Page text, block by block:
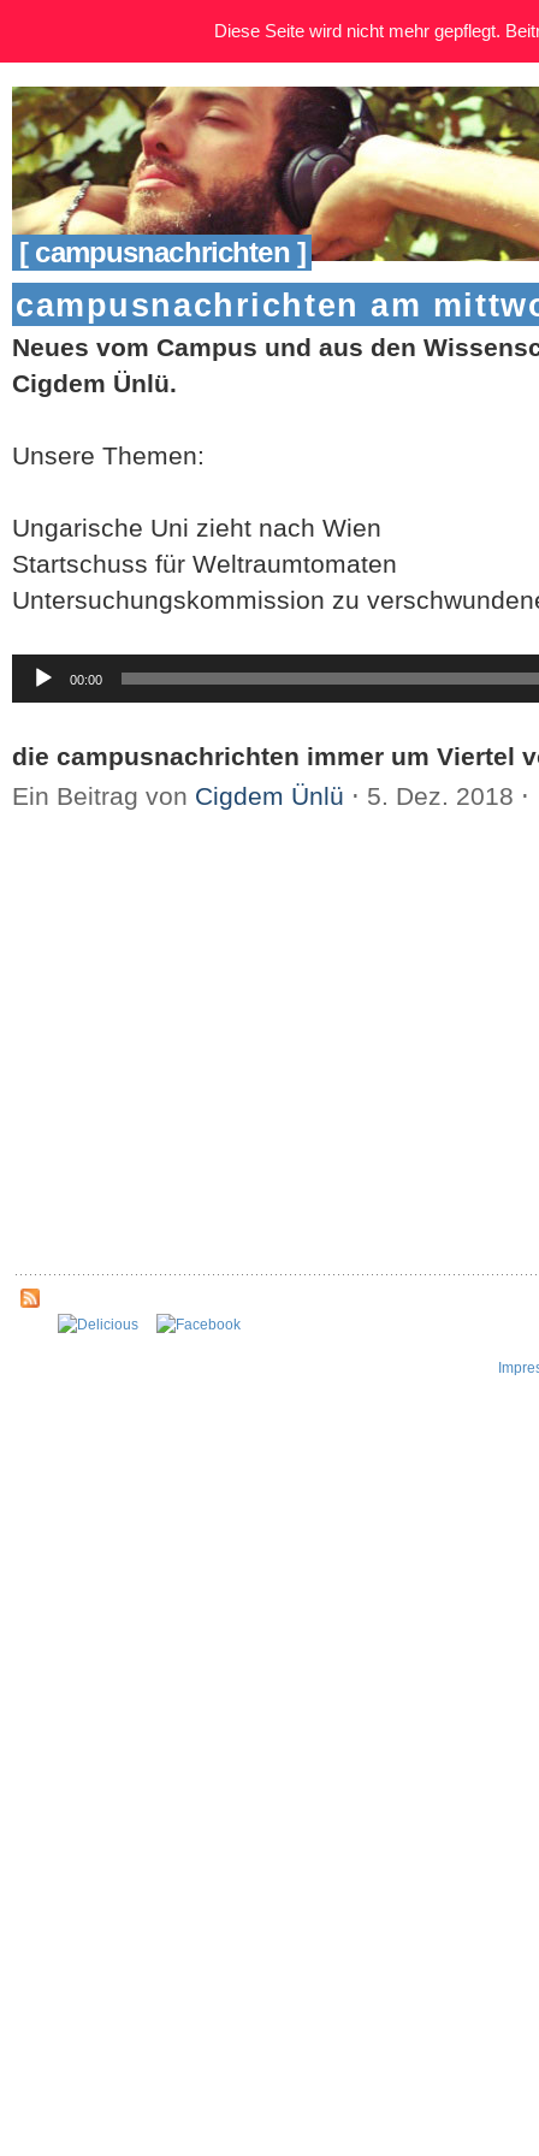
[ campusnachrichten ]
campusnachrichten am
Neues vom Campus und aus den
Cigdem Ünlü.
Unsere Themen:
Ungarische Uni zieht nach Wien
Startschuss für Weltraumtomaten
Untersuchungskommission zu
Audio-
Player
00:00
die campusnachrichten immer um Viertel
Ein Beitrag von Cigdem Ünlü ⋅ 5. Dez. 2018 ⋅
Diese Seite wird nicht mehr gepflegt.